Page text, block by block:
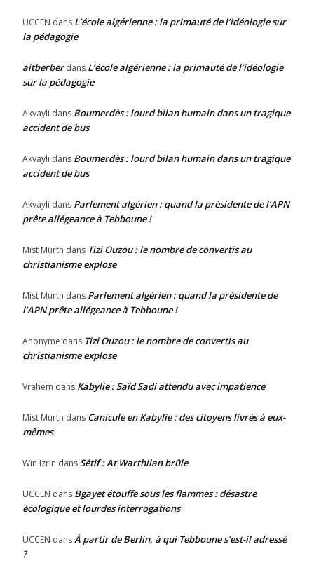
UCCEN dans L’école algérienne : la primauté de l’idéologie sur
la pédagogie
aitberberdans L’école algérienne : la primauté de l’idéologie
sur la pédagogie
Akvayli dans Boumerdès : lourd bilan humain dans un tragique
accident de bus
Akvayli dans Boumerdès : lourd bilan humain dans un tragique
accident de bus
Akvayli dans Parlement algérien : quand la présidente de l’APN
prête allégeance à Tebboune !
Mist Murth dans Tizi Ouzou : le nombre de convertis au
christianisme explose
Mist Murth dans Parlement algérien : quand la présidente de
l’APN prête allégeance à Tebboune !
Anonyme dans Tizi Ouzou : le nombre de convertis au
christianisme explose
Vrahem dans Kabylie : Saïd Sadi attendu avec impatience
Mist Murth dans Canicule en Kabylie : des citoyens livrés à eux-
mêmes
Win Izrin dansSétif : At Warthilan brûle
UCCEN dans Bgayet étouffe sous les flammes : désastre
écologique et lourdes interrogations
UCCEN dansÀ partir de Berlin, à qui Tebboune s’est-il adressé
?